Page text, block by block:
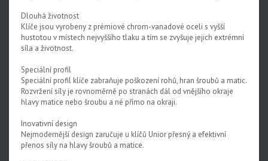
Dlouhá životnost
Klíče jsou vyrobeny z prémiové chrom-vanadové oceli s vyšší
hustotou v místech nejvyššího tlaku a tím se zvyšuje jejich extrémní
síla a životnost.
Speciální profil
Speciální profil klíče zabraňuje poškození rohů, hran šroubů a matic.
Rozvržení síly je rovnoměrně po stranách dál od vnějšího okraje
hlavy matice nebo šroubu a né přímo na okraji.
Inovativní design
Nejmodernější design zaručuje u klíčů Unior přesný a efektivní
přenos síly na hlavy šroubů a matice.